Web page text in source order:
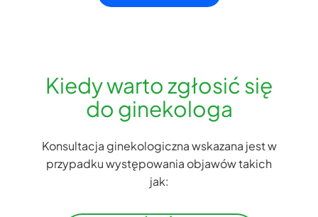
Kiedy warto zgło​​sić się
do ginekologa
Konsultacja ginekologiczna wskazana jest w
przypadku występowania objawów takich
jak: